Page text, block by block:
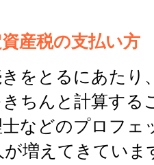
産税の支払い方
をとるにあたり
ちんと計算する
などのプロフェ
増えてきていま